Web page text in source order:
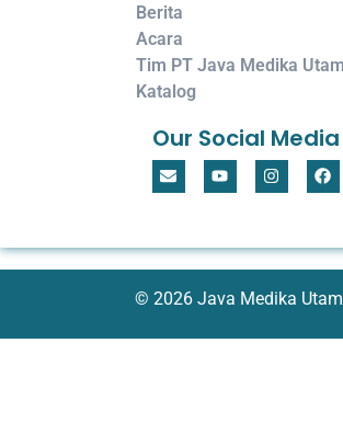
Berita
Acara
Tim PT Java Medika
Katalog
Our Social Media
© 2026 Java Medika